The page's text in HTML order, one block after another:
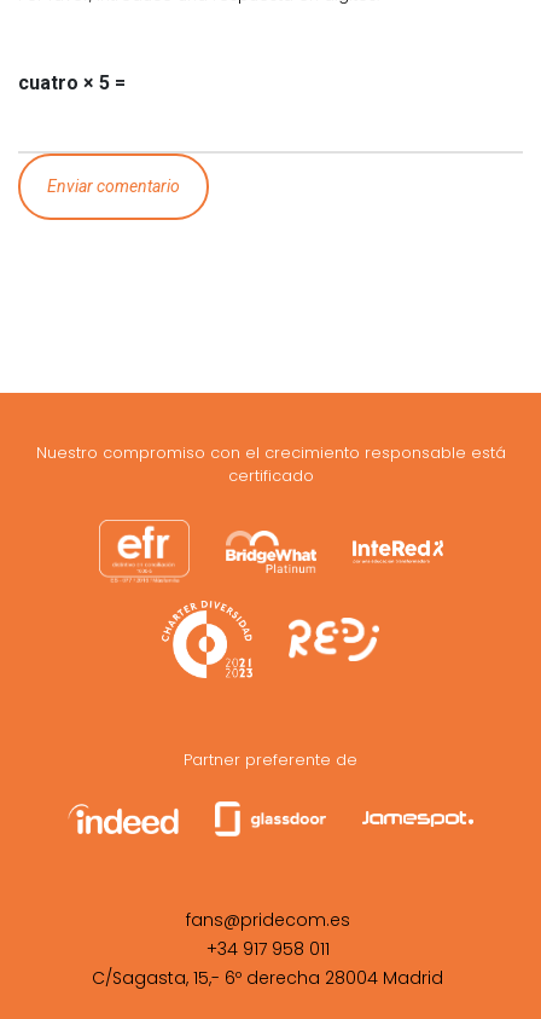
cuatro × 5 =
Partner preferente de
fans@pridecom.es
+34 917 958 011
C/Sagasta, 15,- 6º derecha 28004 Madrid
Nuestro compromiso con el crecimiento responsable está
certificado